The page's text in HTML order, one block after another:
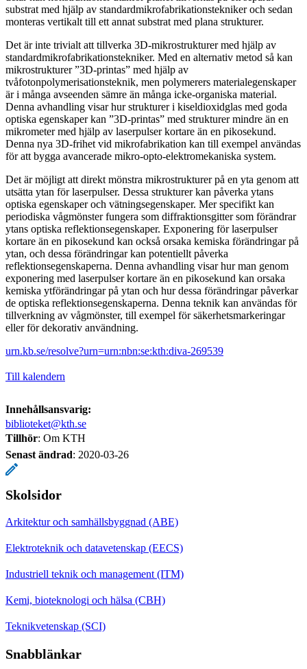
substrat med hjälp av standardmikrofabrikationstekniker och sedan
monteras vertikalt till ett annat substrat med plana strukturer.
Det är inte trivialt att tillverka 3D-mikrostrukturer med hjälp av
standardmikrofabrikationstekniker. Med en alternativ metod så kan
mikrostrukturer ”3D-printas” med hjälp av
tvåfotonpolymerisationsteknik, men polymerers materialegenskaper
är i många avseenden sämre än många icke-organiska material.
Denna avhandling visar hur strukturer i kiseldioxidglas med goda
optiska egenskaper kan ”3D-printas” med strukturer mindre än en
mikrometer med hjälp av laserpulser kortare än en pikosekund.
Denna nya 3D-frihet vid mikrofabrikation kan till exempel användas
för att bygga avancerade mikro-opto-elektromekaniska system.
Det är möjligt att direkt mönstra mikrostrukturer på en yta genom att
utsätta ytan för laserpulser. Dessa strukturer kan påverka ytans
optiska egenskaper och vätningsegenskaper. Mer specifikt kan
periodiska vågmönster fungera som diffraktionsgitter som förändrar
ytans optiska reflektionsegenskaper. Exponering för laserpulser
kortare än en pikosekund kan också orsaka kemiska förändringar på
ytan, och dessa förändringar kan potentiellt påverka
reflektionsegenskaperna. Denna avhandling visar hur man genom
exponering med laserpulser kortare än en pikosekund kan orsaka
kemiska ytförändringar på ytan och hur dessa förändringar påverkar
de optiska reflektionsegenskaperna. Denna teknik kan användas för
tillverkning av vågmönster, till exempel för säkerhetsmarkeringar
eller för dekorativ användning.
urn.kb.se/resolve?urn=urn:nbn:se:kth:diva-269539
Till kalendern
Innehållsansvarig:
biblioteket@kth.se
Tillhör: Om KTH
Senast ändrad: 2020-03-26
Skolsidor
Arkitektur och samhällsbyggnad (ABE)
Elektroteknik och datavetenskap (EECS)
Industriell teknik och management (ITM)
Kemi, bioteknologi och hälsa (CBH)
Teknikvetenskap (SCI)
Snabblänkar